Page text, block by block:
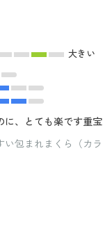
大きい
、とても楽です重宝
い包まれまくら（カラ